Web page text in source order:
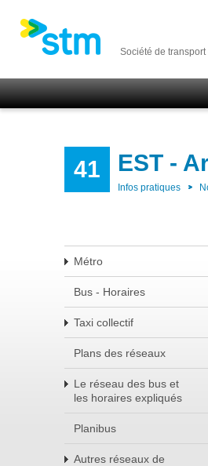
Société de transport
41 EST -
Infos pratiques
Métro
Bus - Horaires
Taxi collectif
Plans des réseaux
Le réseau des bus et
les horaires expliqués
Planibus
Autres réseaux de